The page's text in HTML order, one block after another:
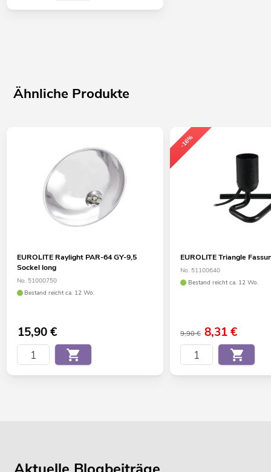
Ähnliche Produkte
EUROLITE Raylight PAR-64 GY-9,5
Sockel long
No. 51000750
Bestand reicht ca. 12 Wo.
15,90€
-16%
EUROLITE Triangle
No. 51100640
Bestand reicht ca. 12 Wo.
9,90 € 8,31€